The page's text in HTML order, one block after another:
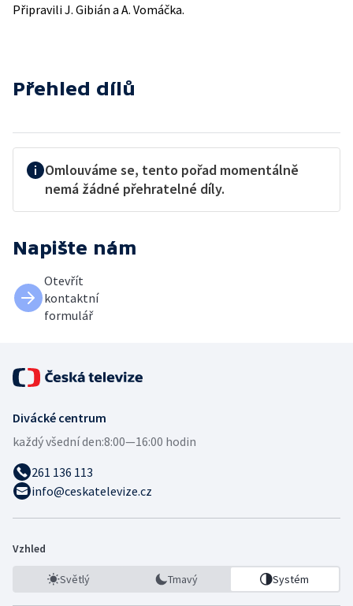
Připravili J. Gibián a A. Vomáčka.
Přehled dílů
Omlouváme se, tento pořad momentálně
nemá žádné přehratelné díly.
Napište nám
Otevřít
kontaktní
formulář
Divácké centrum
každý všední den:8:00—16:00 hodin
261 136 113
info@ceskatelevize.cz
Vzhled
Světlý Tmavý Systém